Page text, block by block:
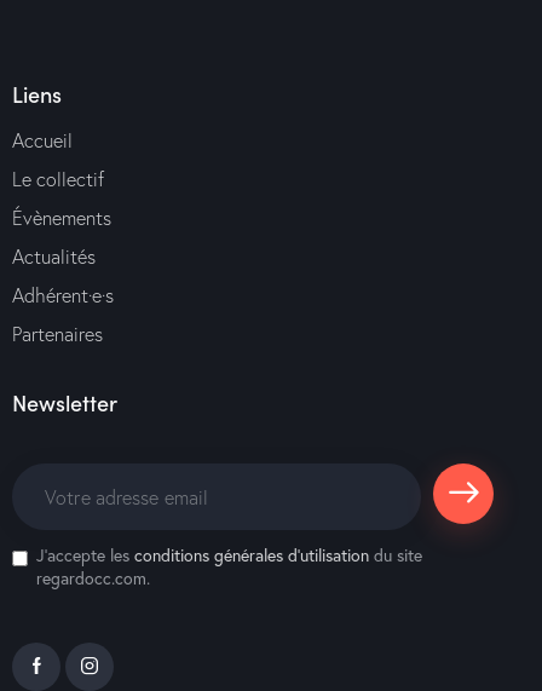
Liens
Accueil
Le collectif
Évènements
Actualités
Adhérent·e·s
Partenaires
Newsletter
S'abonne
J'accepte les conditions générales d’utilisation du site
regardocc.com.